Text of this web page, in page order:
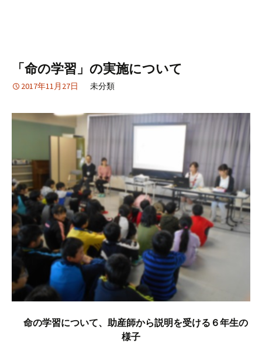
「命の学習」の実施について
2017年11月27日 未分類
命の学習について、助産師から説明を受ける６年生の
様子